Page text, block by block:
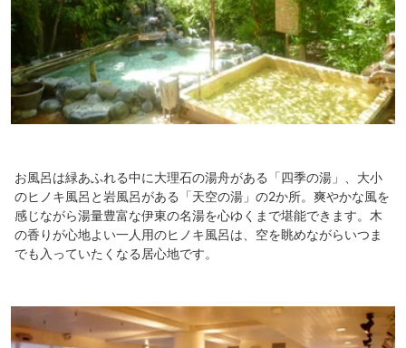
お風呂は緑あふれる中に大理石の湯舟がある「四季の湯」、大小
のヒノキ風呂と岩風呂がある「天空の湯」の2か所。爽やかな風を
感じながら湯量豊富な伊東の名湯を心ゆくまで堪能できます。木
の香りが心地よい一人用のヒノキ風呂は、空を眺めながらいつま
でも入っていたくなる居心地です。